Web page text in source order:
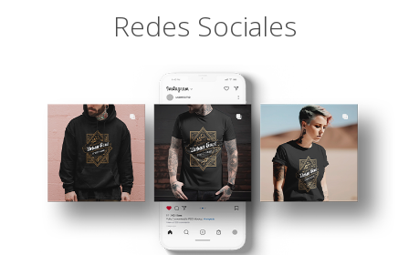
Redes Sociales